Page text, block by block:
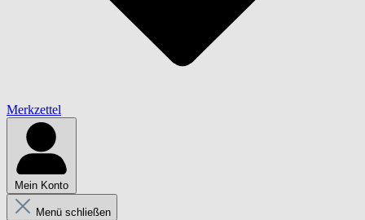
Merkzettel
Mein Konto
Menü schließen